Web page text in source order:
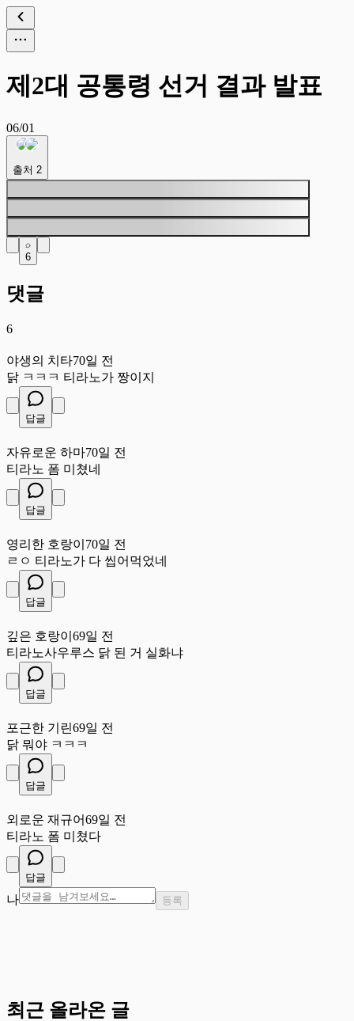
제2대 공통령 선거 결과 발표
06/01
출처 2
6
댓글
6
야생의 치타70일 전
닭 ㅋㅋㅋ 티라노가 짱이지
답글
자유로운 하마70일 전
티라노 폼 미쳤네
답글
영리한 호랑이 70일 전
ㄹㅇ 티라노가 다 씹어먹었네
답글
깊은 호랑이 69일 전
티라노사우루스 닭 된 거 실화냐
답글
포근한 기린69일 전
닭 뭐야 ㅋㅋㅋ
답글
외로운 재규어69일 전
티라노 폼 미쳤다
답글
나 등록
최근 올라온 글